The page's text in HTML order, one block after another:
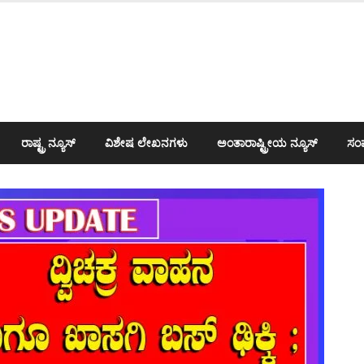
ರಾಷ್ಟ್ರ ನ್ಯೂಸ್ ವಿಶೇಷ ಲೇಖನಗಳು ಅಂತಾರಾಷ್ಟ್ರೀಯ ನ್ಯೂಸ್